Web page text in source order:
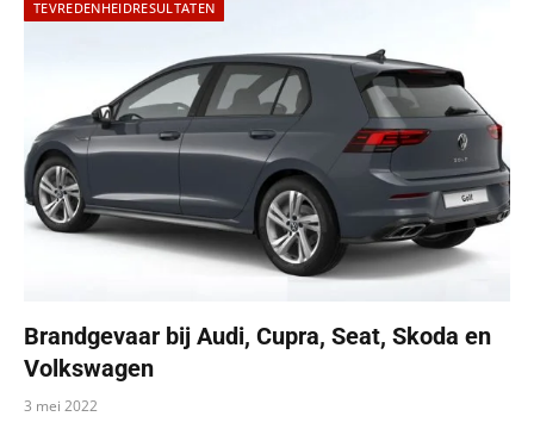
TEVREDENHEIDRESULTATEN
Brandgevaar bij Audi, Cupra, Seat, Skoda en
Volkswagen
3 mei 2022